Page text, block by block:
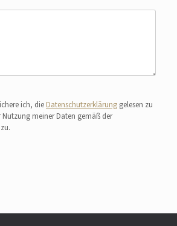
ich, die Datenschutzerklärung gelesen zu
meiner Daten gemäß der